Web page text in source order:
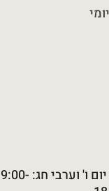
שעות פעילות : ימים א' - ה': 9:00-17:00 יום ו' וערבי חג: 9:00-